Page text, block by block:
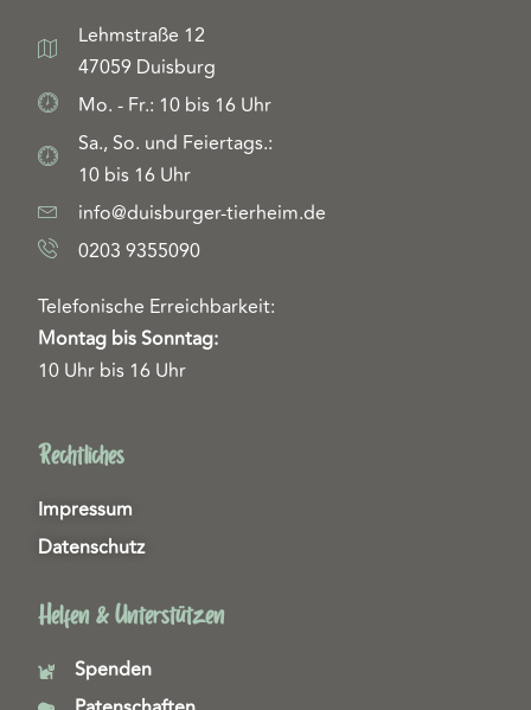
Lehmstraße 12
47059 Duisburg
Mo. - Fr.: 10 bis 16 Uhr
Sa., So. und Feiertags.:
10 bis 16 Uhr
info@duisburger-tierheim.de
0203 9355090
Telefonische Erreichbarkeit:
Montag bis Sonntag:
10 Uhr bis 16 Uhr
Rechtliches
Impressum
Datenschutz
Helfen & Unterstützen
Spenden